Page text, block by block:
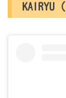
KAIRYU